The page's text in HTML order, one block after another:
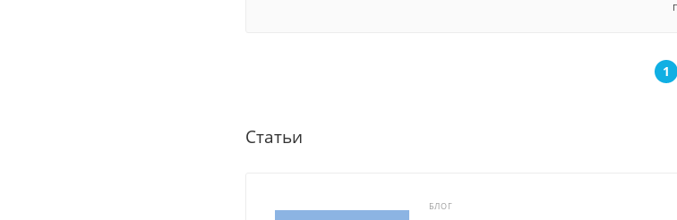
1
Статьи
БЛОГ